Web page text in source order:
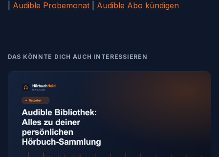
Audible Probemonat Audible Abo kündigen
DAS KÖNNTE DICH AUCH INTERESSIEREN